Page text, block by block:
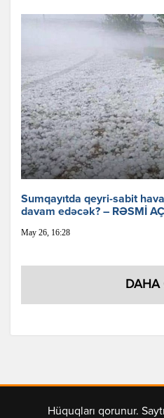
Sumqayıtda qeyri-sabit
davam edəcək? – RƏSMİ
May 26, 16:28
DAHA
Hüquqları qorunur.